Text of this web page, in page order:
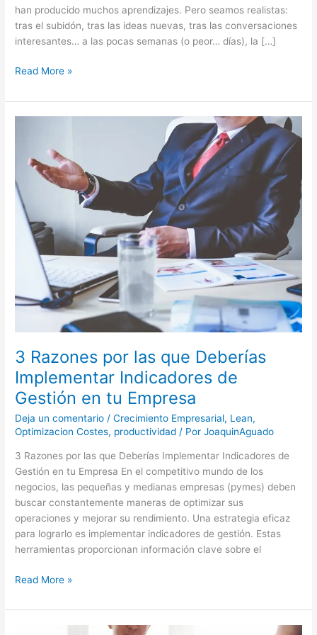
han producido muchos aprendizajes. Pero seamos realistas:
tras el subidón, tras las ideas nuevas, tras las conversaciones
interesantes… a las pocas semanas (o peor… días), la […]
Read More »
3 Razones por las que Deberías
Implementar Indicadores de
Gestión en tu Empresa
Deja un comentario /Crecimiento Empresarial, Lean,
Optimizacion Costes, productividad / PorJoaquinAguado
3 Razones por las que Deberías Implementar Indicadores de
Gestión en tu Empresa En el competitivo mundo de los
negocios, las pequeñas y medianas empresas (pymes) deben
buscar constantemente maneras de optimizar sus
operaciones y mejorar su rendimiento. Una estrategia eficaz
para lograrlo es implementar indicadores de gestión. Estas
herramientas proporcionan información clave sobre el
que
Deberías
Implementar
Indicadores
Gestión
tu
Empresa
Read More »